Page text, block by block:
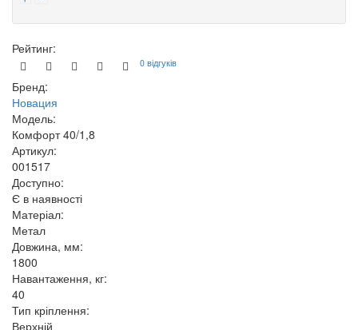
Рейтинг:
0 відгуків
Бренд:
Новация
Модель:
Комфорт 40/1,8
Артикул:
001517
Доступно:
Є в наявності
Матеріал:
Метал
Довжина, мм:
1800
Навантаження, кг:
40
Тип кріплення:
Верхній